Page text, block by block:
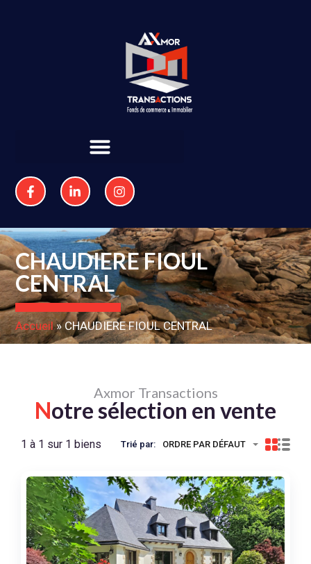
CHAUDIERE FIOUL
CENTRAL
Accueil»CHAUDIERE FIOUL CENTRAL
Axmor Transactions
Notre sélection en vente
1 à 1 sur 1 biens Trié par: ORDRE PAR DÉFAUT